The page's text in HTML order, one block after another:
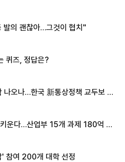
의 괜찮아…그것이 협치"
퀴즈, 정답은?
나오나…한국 新통상정책 교두보 활
운다…산업부 15개 과제 180억 지
' 참여 200개 대학 선정